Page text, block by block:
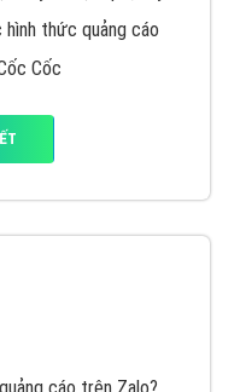
tư ấn am hiểu về
tư vấn bạn giải pháp
nhất